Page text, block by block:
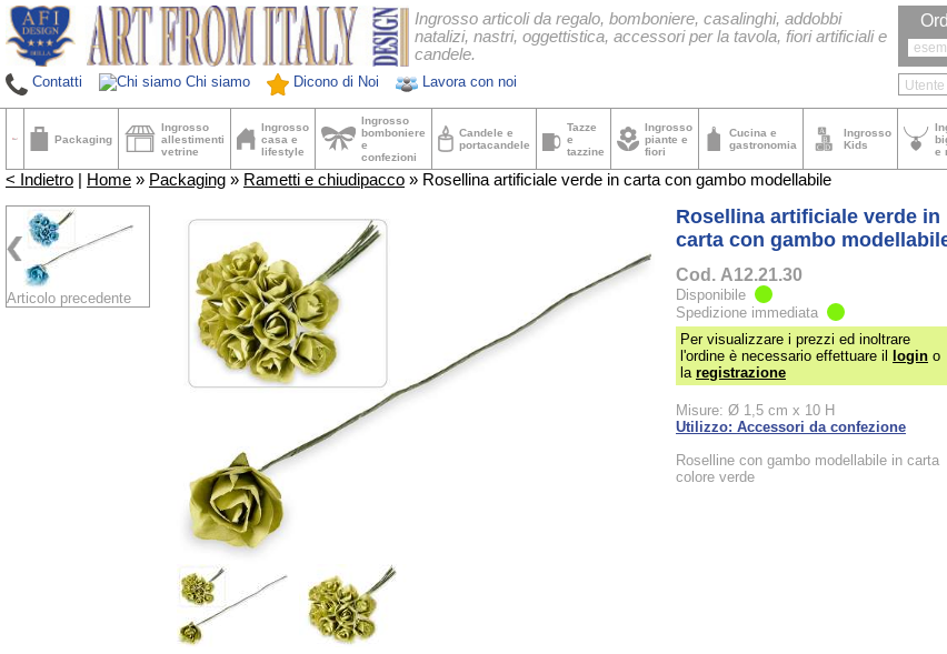
Contatti Chi siamo Dicono di Noi Lavora con noi
Ingrosso articoli da regalo, bomboniere, casalinghi, addobbi
natalizi, nastri, oggettistica, accessori per la tavola, fiori artificiali e
candele.
Packaging
Ingrosso
allestimenti
vetrine
Ingrosso
casa e
lifestyle
Ingrosso
bomboniere
e
confezioni
Candele e
portacandele
Tazze
e
tazzine
Ingrosso
piante e
fiori
Cucina e
gastronomia
Ingrosso
Kids
e
< Indietro Home » Packaging » Rametti e chiudipacco » Rosellina artificiale verde in carta con gambo modellabile
Articolo precedente
Rosellina artificiale verde in
carta con gambo
Cod. A12.21.30
Disponibile
Spedizione immediata
Per visualizzare i prezzi ed inoltrare
l'ordine è necessario effettuare il
login o
la registrazione
Misure: Ø 1,5 cm x 10 H
Utilizzo: Accessori da confezione
Roselline con gambo modellabile in carta
colore verde